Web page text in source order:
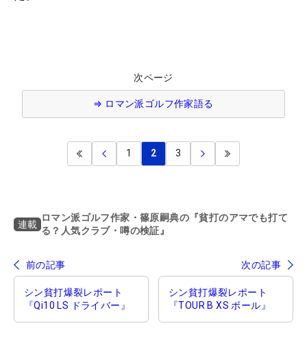
次ページ
⇒ ロマン派ゴルフ作家語る
1 2 3
連載
ロマン派ゴルフ作家・篠原嗣典の『貧打のアマでも打て
る？人気クラブ・噂の検証』
前の記事 次の記事
シン貧打爆裂レポート
『Qi10 LS ドライバー』
シン貧打爆裂レポート
『TOUR B XS ボール』